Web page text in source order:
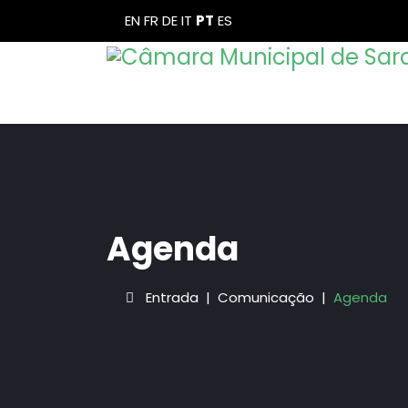
ENFR DEIT PT ES
Agenda
Entrada Comunicação Agenda